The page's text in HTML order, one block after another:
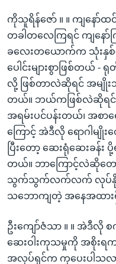
ကိုသူရိန်ဇော် ။ ။ ကျနေ
တခါတလေကြရင် ကျနော်
ခလေးတယောက်က သုံးနှ
ပေါင်းများစွာဖြစ်တယ်
လို့ ဖြစ်တာလဲဆိုရင် အမျိုး
တယ်။ ဘယ်ကဖြစ်လဲဆိုရင်
အရမ်းပင်ပန်းတယ်၊ အစာ
ကြောင့် အဲဒီလို ရောဂါမျို
ပြီးတော့ ဆေးရုံဆေးခန်း
တယ်။ ဘာကြောင့်လဲဆိုတေ
သွက်သွက်လက်လက် လုပ်နို
သဘောကျတဲ့ အနေအထား
ဦးကျော်ဇံသာ ။ ။ အဲဒီ
ဆေးဝါးကုသမှုကို အစိုးရ
အလုပ်ရှင်က ကုပေးပါသလာ